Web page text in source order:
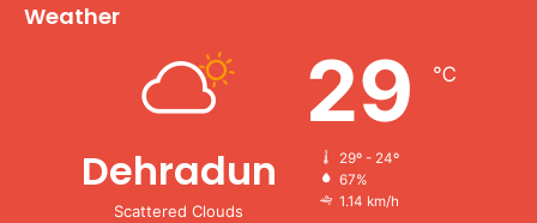
Weather
Dehradun
Scattered Clouds
29 ℃
29º - 24º
67%
1.14 km/h